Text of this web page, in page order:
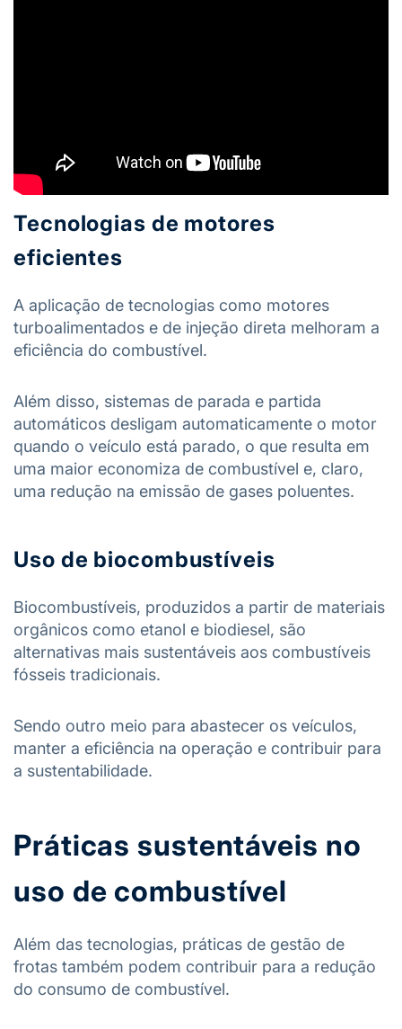
Tecnologias de motores
eficientes
A aplicação de tecnologias como motores
turboalimentados e de injeção direta melhoram a
eficiência do combustível.
Além disso, sistemas de parada e partida
automáticos desligam automaticamente o motor
quando o veículo está parado, o que resulta em
uma maior economiza de combustível e, claro,
uma redução na emissão de gases poluentes.
Uso de biocombustíveis
Biocombustíveis, produzidos a partir de materiais
orgânicos como etanol e biodiesel, são
alternativas mais sustentáveis aos combustíveis
fósseis tradicionais.
Sendo outro meio para abastecer os veículos,
manter a eficiência na operação e contribuir para
a sustentabilidade.
Práticas sustentáveis no
uso de combustível
Além das tecnologias, práticas de gestão de
frotas também podem contribuir para a redução
do consumo de combustível.